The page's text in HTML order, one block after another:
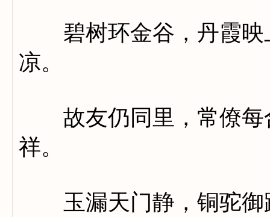
碧树环金谷，丹霞映
凉。
故友仍同里，常僚每
祥。
玉漏天门静，铜驼御